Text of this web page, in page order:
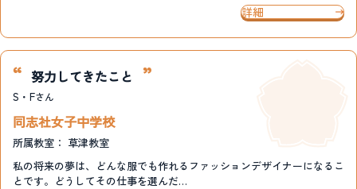
詳細
努力してきたこと
S・Fさん
同志社女子中学校
所属教室： 草津教室
私の将来の夢は、どんな服でも作れるファッションデザイナーになるこ
とです。どうしてその仕事を選んだ…